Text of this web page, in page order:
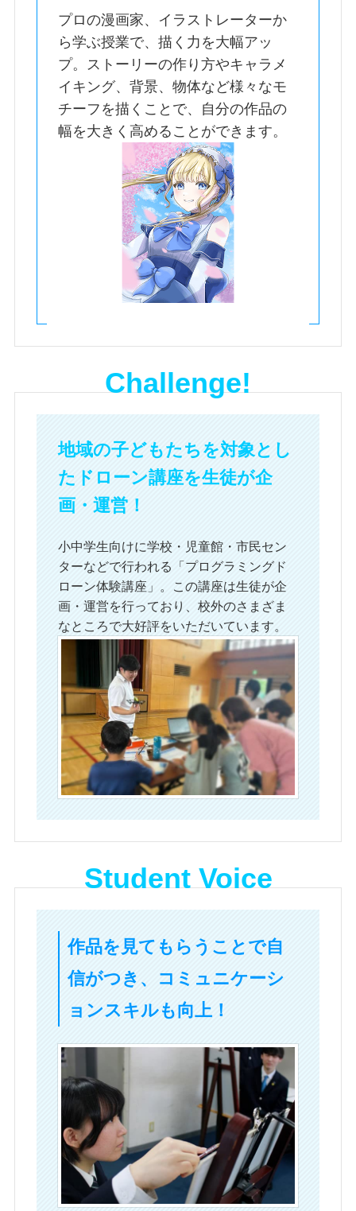
プロの漫画家、イラストレーターか
ら学ぶ授業で、描く力を大幅アッ
プ。ストーリーの作り方やキャラメ
イキング、背景、物体など様々なモ
チーフを描くことで、自分の作品の
幅を大きく高めることができます。
Challenge!
地域の子どもたちを対象とし
たドローン講座を生徒が企
画・運営！
小中学生向けに学校・児童館・市民セン
ターなどで行われる「プログラミングド
ローン体験講座」。この講座は生徒が企
画・運営を行っており、校外のさまざま
なところで大好評をいただいています。
Student Voice
作品を見てもらうことで自
信がつき、コミュニケーシ
ョンスキルも向上！